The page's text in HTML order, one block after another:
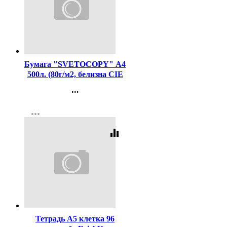
Бумага "SVETOCOPY" А4
500л. (80г/м2, белизна CIE
(Ст.5)
...
Регистрация
more_horiz
equalizer
Тетрадь А5 клетка 96